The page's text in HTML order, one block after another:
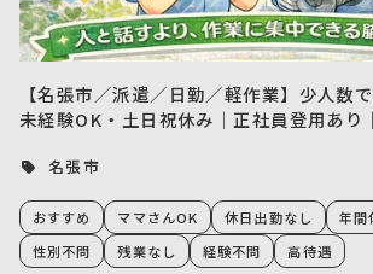
【名張市／派遣／日勤／軽作業】少人数
未経験OK・土日祝休み｜正社員登用あり
名張市
おすすめ ママさんOK 休日出勤なし
年間
性別不問
残業なし 経験不問 高待遇